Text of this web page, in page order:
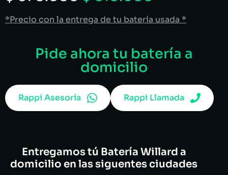
*Precio con la entrega de tu batería usada *
Pide ahora tu batería a
domicilio
Rappi Asesoría Rappi Llamada
Entregamos tú Batería Willard a
domicilio en las siguentes ciudades